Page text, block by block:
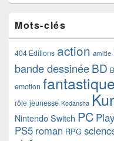
Mots-clés
404 Editions action amitie
bande dessinéeBD
emotion fantastique
rôle jeunesse Kodansha
Nintendo Switch PC
PS5 roman RPG